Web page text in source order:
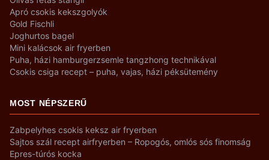
Apró csokis kekszgolyók
Gold Fischli
Joghurtos bagel
Mini kalácsok air fryerben
Puha, házi hamburgerzsemle tangzhong technikával
Csokis csiga recept – puha, vajas, házi péksütemény
MOST NÉPSZERŰ
Zabpelyhes csokis keksz air fryerben
Sajtos szál recept airfryerben – Ropogós, omlós sós finomság
Epres-túrós kocka